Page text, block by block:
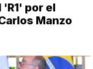
por el
Manzo